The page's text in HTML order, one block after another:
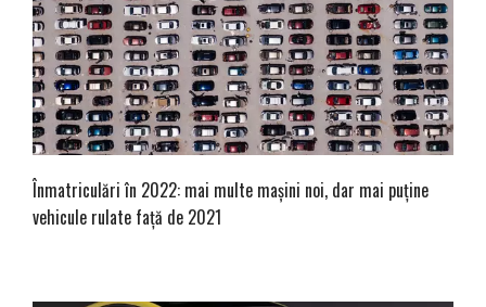
Înmatriculări în 2022: mai multe mașini noi, dar mai puține
vehicule rulate față de 2021